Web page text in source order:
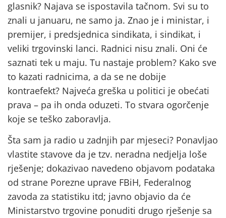
glasnik? Najava se ispostavila tačnom. Svi su to
znali u januaru, ne samo ja. Znao je i ministar, i
premijer, i predsjednica sindikata, i sindikat, i
veliki trgovinski lanci. Radnici nisu znali. Oni će
saznati tek u maju. Tu nastaje problem? Kako sve
to kazati radnicima, a da se ne dobije
kontraefekt? Najveća greška u politici je obećati
prava – pa ih onda oduzeti. To stvara ogorčenje
koje se teško zaboravlja.
Šta sam ja radio u zadnjih par mjeseci? Ponavljao
vlastite stavove da je tzv. neradna nedjelja loše
rješenje; dokazivao navedeno objavom podataka
od strane Porezne uprave FBiH, Federalnog
zavoda za statistiku itd; javno objavio da će
Ministarstvo trgovine ponuditi drugo rješenje sa